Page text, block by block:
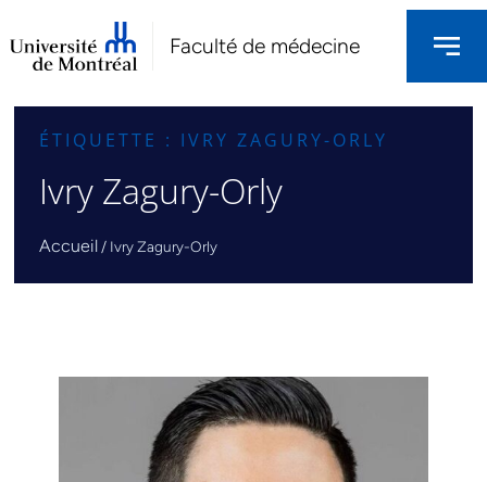
Faculté de médecine
ÉTIQUETTE : IVRY ZAGURY-ORLY
Ivry Zagury-Orly
Accueil / Ivry Zagury-Orly